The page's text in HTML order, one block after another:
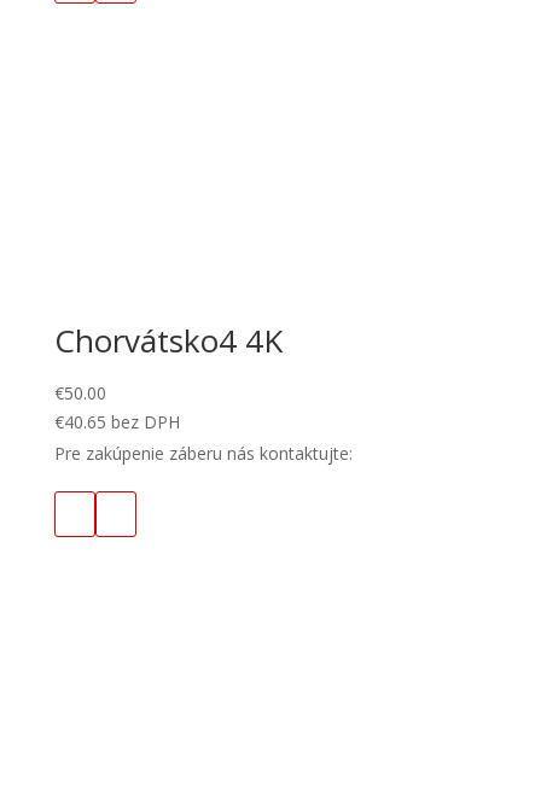
Chorvátsko4 4K
€50.00
€40.65 bez DPH
Pre zakúpenie záberu nás kontaktujte: